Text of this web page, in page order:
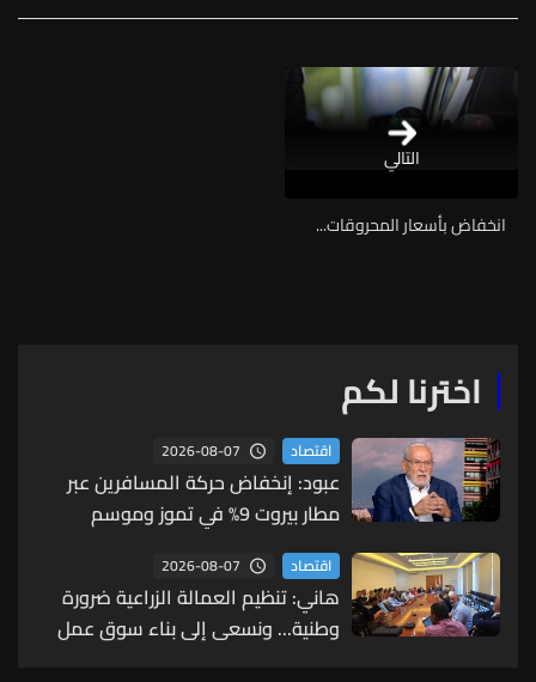
التالي
انخفاض بأسعار المحروقات...
اخترنا لكم
اقتصاد 2026-08-07
عبود: إنخفاض حركة المسافرين عبر
مطار بيروت 9% في تموز وموسم
الصيف دون مستويات 2025
اقتصاد 2026-08-07
هاني: تنظيم العمالة الزراعية ضرورة
وطنية... ونسعى إلى بناء سوق عمل